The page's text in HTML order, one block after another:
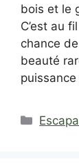
bois et le
C’est au
chance
beauté